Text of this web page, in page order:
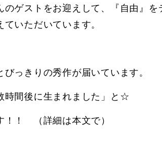
のゲストをお迎えして、『自由』を
いただいています。
っきりの秀作が届いています。
時間後に生まれました」と☆
！！ （詳細は本文で）